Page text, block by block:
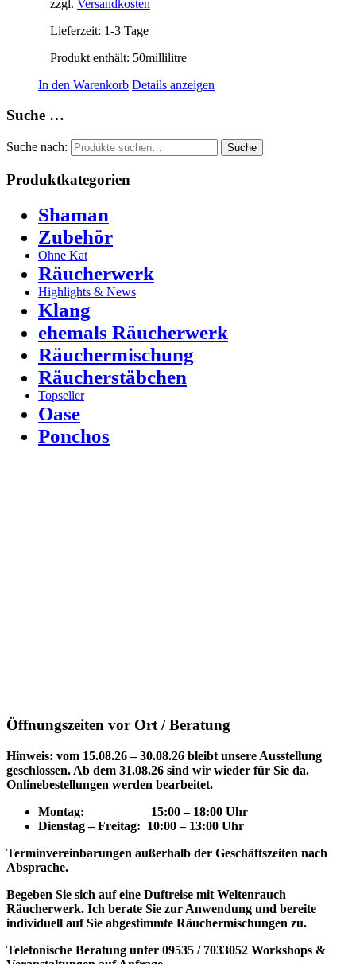
zzgl. Versandkosten
Lieferzeit: 1-3 Tage
Produkt enthält: 50millilitre
In den Warenkorb Details anzeigen
Suche …
Suche nach: Suche
Produktkategorien
Shaman
Zubehör
Ohne Kat
Räucherwerk
Highlights & News
Klang
ehemals Räucherwerk
Räuchermischung
Räucherstäbchen
Topseller
Oase
Ponchos
Öffnungszeiten vor Ort / Beratung
Hinweis: vom 15.08.26 – 30.08.26 bleibt unsere Ausstellung
geschlossen. Ab dem 31.08.26 sind wir wieder für Sie da.
Onlinebestellungen werden bearbeitet.
Montag: 15:00 – 18:00 Uhr
Dienstag – Freitag: 10:00 – 13:00 Uhr
Terminvereinbarungen außerhalb der Geschäftszeiten nach
Absprache.
Begeben Sie sich auf eine Duftreise mit Weltenrauch
Räucherwerk. Ich berate Sie zur Anwendung und bereite
individuell auf Sie abgestimmte Räuchermischungen zu.
Telefonische Beratung unter 09535 / 7033052 Workshops &